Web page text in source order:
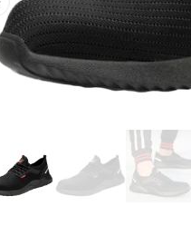
slide